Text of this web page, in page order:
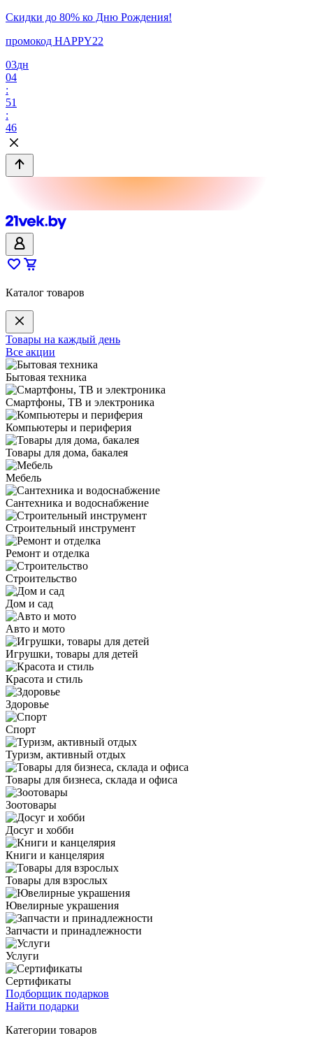
Скидки до 80% ко Дню Рождения!
промокод HAPPY22
03дн
04
:
51
:
46
Каталог товаров
Товары на каждый день
Все акции
Бытовая техника
Смартфоны, ТВ и электроника
Компьютеры и периферия
Товары для дома, бакалея
Мебель
Сантехника и водоснабжение
Строительный инструмент
Ремонт и отделка
Строительство
Дом и сад
Авто и мото
Игрушки, товары для детей
Красота и стиль
Здоровье
Спорт
Туризм, активный отдых
Товары для бизнеса, склада и офиса
Зоотовары
Досуг и хобби
Книги и канцелярия
Товары для взрослых
Ювелирные украшения
Запчасти и принадлежности
Услуги
Сертификаты
Подборщик подарков
Найти подарки
Категории товаров